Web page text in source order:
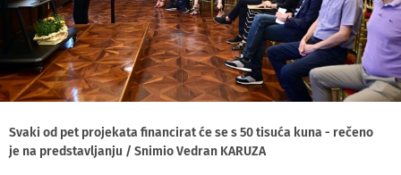
Svaki od pet projekata financirat će se s 50 tisuća kuna - rečeno
je na predstavljanju / Snimio Vedran KARUZA